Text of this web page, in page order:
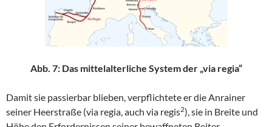
Abb. 7: Das mittelalterliche System der „via regia“
Damit sie passierbar blieben, verpflichtete er die Anrainer
seiner Heerstraße (via regia, auch via regis2), sie in Breite und